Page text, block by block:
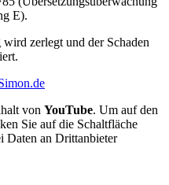
E).
zerlegt und der Schaden
von YouTube. Um auf den
Sie auf die Schaltfläche
Daten an Drittanbieter